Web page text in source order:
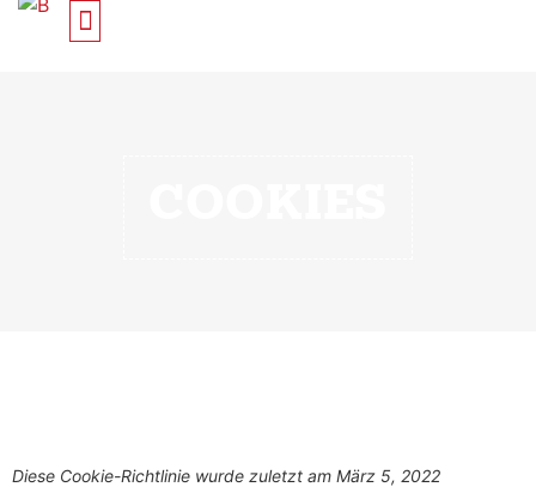
Diese Cookie-Richtlinie wurde zuletzt am März 5, 2022